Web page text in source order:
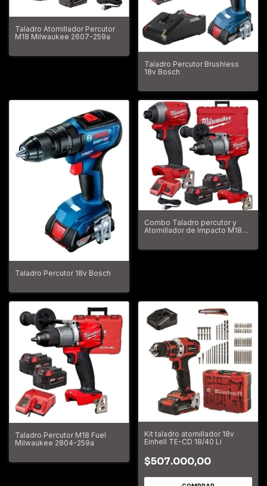
Taladro Atornillador Percutor
M18 Milwaukee 2607-259a
Taladro Percutor Brushless
18v Bosch
Taladro Percutor 18v Bosch
Combo Taladro percutor y
Atornillador de Impacto M18
Taladro Percutor M18 Fuel
Milwaukee 2804-259a
Kit taladro atornillador 18v
Einhell TE-CD 18/40 Li
$507.000,00